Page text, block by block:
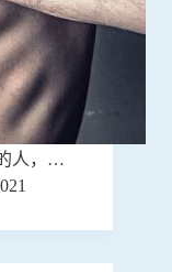
人，…